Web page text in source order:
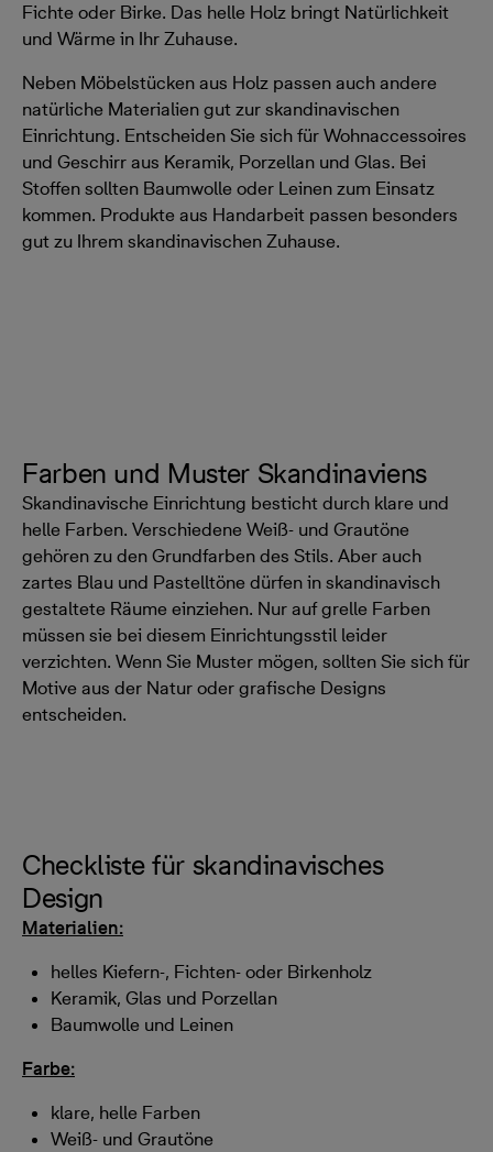
Fichte oder Birke. Das helle Holz bringt Natürlichkeit
und Wärme in Ihr Zuhause.
Neben Möbelstücken aus Holz passen auch andere
natürliche Materialien gut zur skandinavischen
Einrichtung. Entscheiden Sie sich für Wohnaccessoires
und Geschirr aus Keramik, Porzellan und Glas. Bei
Stoffen sollten Baumwolle oder Leinen zum Einsatz
kommen. Produkte aus Handarbeit passen besonders
gut zu Ihrem skandinavischen Zuhause.
Farben und Muster Skandinaviens
Skandinavische Einrichtung besticht durch klare und
helle Farben. Verschiedene Weiß- und Grautöne
gehören zu den Grundfarben des Stils. Aber auch
zartes Blau und Pastelltöne dürfen in skandinavisch
gestaltete Räume einziehen. Nur auf grelle Farben
müssen sie bei diesem Einrichtungsstil leider
verzichten. Wenn Sie Muster mögen, sollten Sie sich für
Motive aus der Natur oder grafische Designs
entscheiden.
Checkliste für skandinavisches
Design
Materialien:
helles Kiefern-, Fichten- oder Birkenholz
Keramik, Glas und Porzellan
Baumwolle und Leinen
Farbe:
klare, helle Farben
Weiß- und Grautöne